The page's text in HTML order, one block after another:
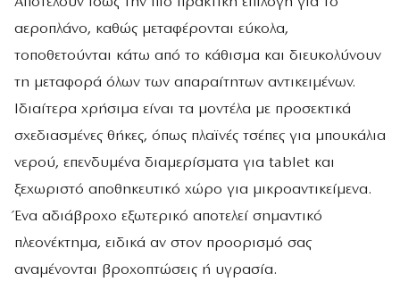
αεροπλάνο, καθώς μεταφέρονται εύκολα,
τοποθετούνται κάτω από το κάθισμα και διευκολύνουν
τη μεταφορά όλων των απαραίτητων αντικειμένων.
Ιδιαίτερα χρήσιμα είναι τα μοντέλα με προσεκτικά
σχεδιασμένες θήκες, όπως πλαϊνές τσέπες για μπουκάλια
νερού, επενδυμένα διαμερίσματα για tablet και
ξεχωριστό αποθηκευτικό χώρο για μικροαντικείμενα.
Ένα αδιάβροχο εξωτερικό αποτελεί σημαντικό
πλεονέκτημα, ειδικά αν στον προορισμό σας
αναμένονται βροχοπτώσεις ή υγρασία.